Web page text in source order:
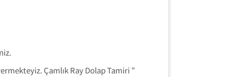
Çamlık Ray Dolap Tamiri ”